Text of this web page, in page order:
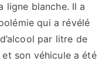
ligne blanche. Il a
qui a révélé
par litre de
son véhicule a été